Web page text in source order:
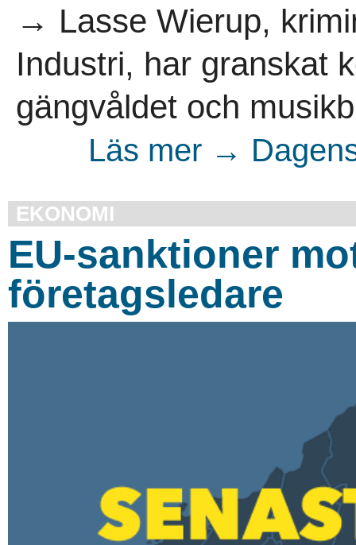
→ Lasse Wierup,
Industri, har granskat
gängvåldet och
Läs mer →
EKONOMI
EU-sanktioner
företagsledare